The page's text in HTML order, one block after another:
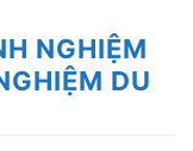
NGHIỆM
DU